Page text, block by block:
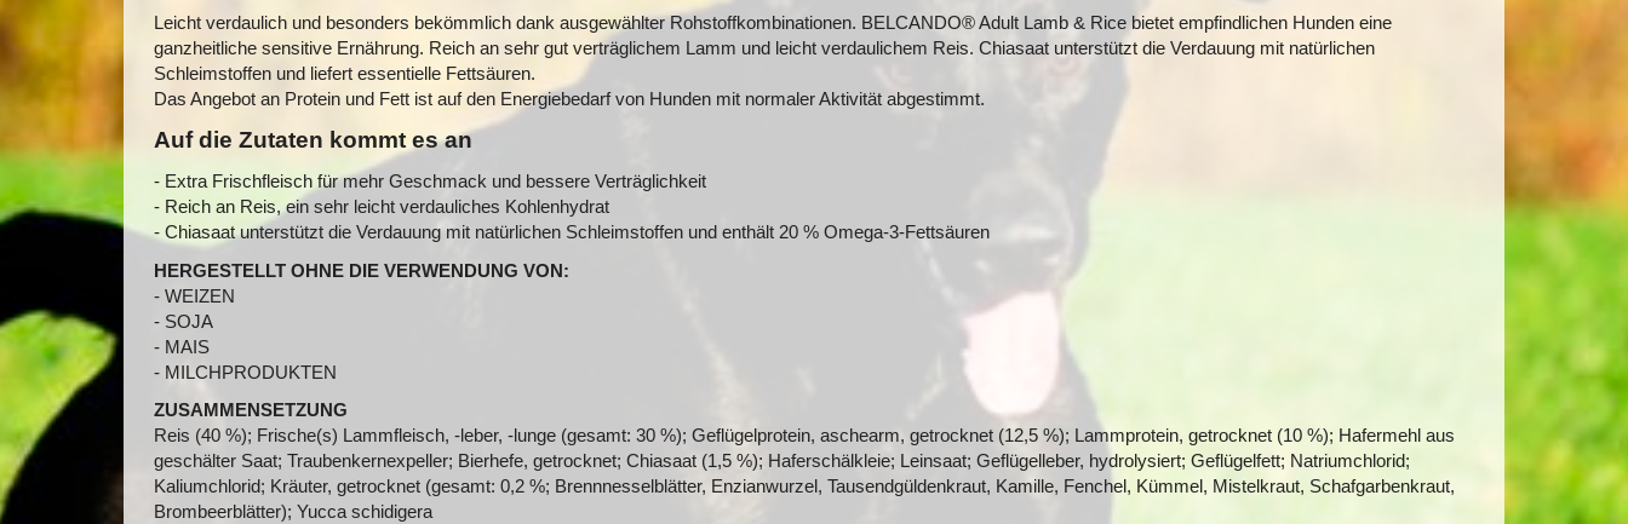
Leicht verdaulich und besonders bekömmlich dank ausgewählter Rohstoffkombinationen. BELCANDO® Adult Lamb & Rice bietet empfindlichen Hunden eine
ganzheitliche sensitive Ernährung. Reich an sehr gut verträglichem Lamm und leicht verdaulichem Reis. Chiasaat unterstützt die Verdauung mit natürlichen
Schleimstoffen und liefert essentielle Fettsäuren.
Das Angebot an Protein und Fett ist auf den Energiebedarf von Hunden mit normaler Aktivität abgestimmt.
Auf die Zutaten kommt es an
- Extra Frischfleisch für mehr Geschmack und bessere Verträglichkeit
- Reich an Reis, ein sehr leicht verdauliches Kohlenhydrat
- Chiasaat unterstützt die Verdauung mit natürlichen Schleimstoffen und enthält 20 % Omega-3-Fettsäuren
HERGESTELLT OHNE DIE VERWENDUNG VON:
- WEIZEN
- SOJA
- MAIS
- MILCHPRODUKTEN
ZUSAMMENSETZUNG
Reis (40 %); Frische(s) Lammfleisch, -leber, -lunge (gesamt: 30 %); Geflügelprotein, aschearm, getrocknet (12,5 %); Lammprotein, getrocknet (10 %); Hafermehl aus
geschälter Saat; Traubenkernexpeller; Bierhefe, getrocknet; Chiasaat (1,5 %); Haferschälkleie; Leinsaat; Geflügelleber, hydrolysiert; Geflügelfett; Natriumchlorid;
Kaliumchlorid; Kräuter, getrocknet (gesamt: 0,2 %; Brennnesselblätter, Enzianwurzel, Tausendgüldenkraut, Kamille, Fenchel, Kümmel, Mistelkraut, Schafgarbenkraut,
Brombeerblätter); Yucca schidigera